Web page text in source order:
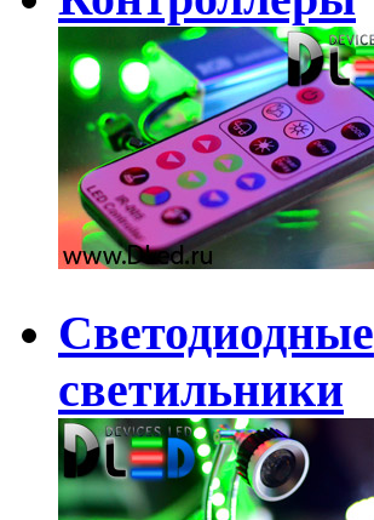
Светодиодные
светильники